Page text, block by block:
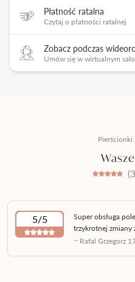
Płatność ratalna
Czytaj o płatności ratalnej
Zobacz podczas
Umów się w wirtualnym
Pierścionki
5/5
Super obsługa
trzykrotnej zmiany
~ Rafal Grzegorz